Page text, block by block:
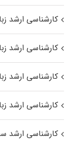
کارشناسی ارشد
کارشناسی ارشد
کارشناسی ارشد
کارشناسی ارشد
کارشناسی ارشد